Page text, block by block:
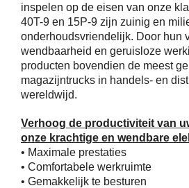
inspelen op de eisen van onze
40T-9 en 15P-9 zijn zuinig en
onderhoudsvriendelijk. Door hun
wendbaarheid en geruisloze
producten bovendien de meest
magazijntrucks in handels- en
wereldwijd.
Verhoog de productiviteit van
onze krachtige en wendbare
• Maximale prestaties
• Comfortabele werkruimte
• Gemakkelijk te besturen